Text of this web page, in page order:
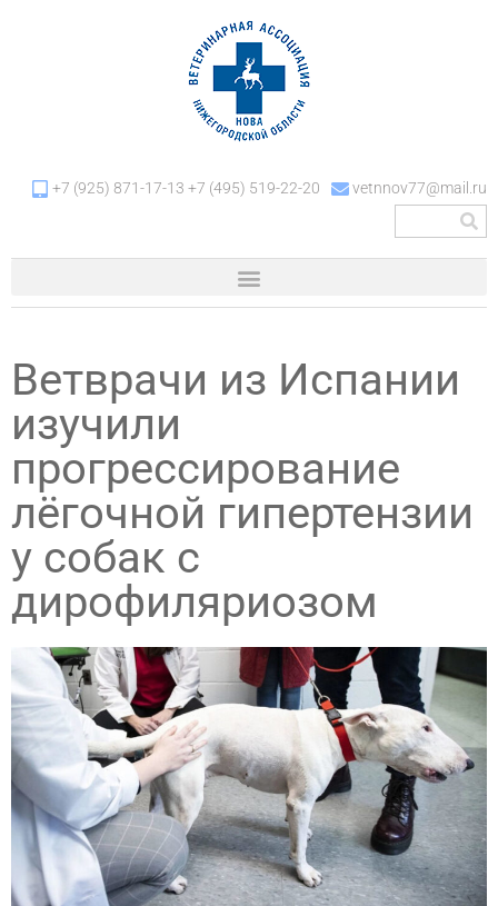
+7 (925) 871-17-13 +7 (495) 519-22-20 vetnnov77@mail.ru
Ветврачи из Испании
изучили
прогрессирование
лёгочной гипертензии
у собак с
дирофиляриозом